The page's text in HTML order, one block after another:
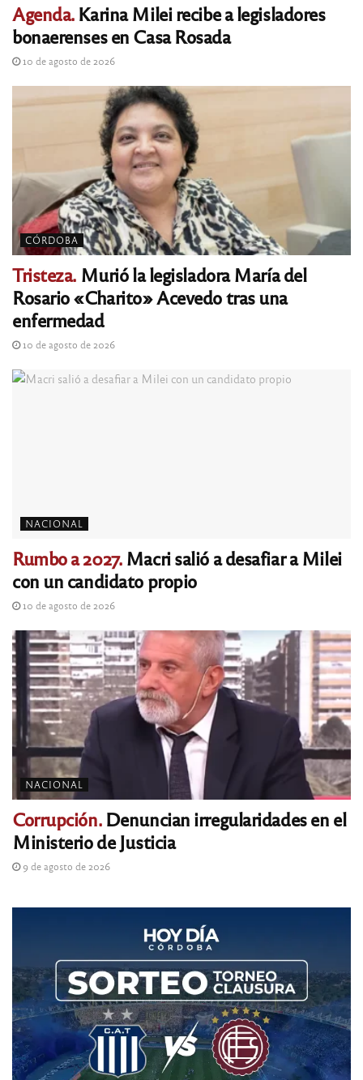
Agenda.Karina Milei recibe a legisladores
bonaerenses en Casa Rosada
10 de agosto de 2026
CÓRDOBA
Tristeza. Murió la legisladora María del
Rosario «Charito» Acevedo tras una
enfermedad
10 de agosto de 2026
NACIONAL
Rumbo a 2027.Macri salió a desafiar a Milei
con un candidato propio
10 de agosto de 2026
NACIONAL
Corrupción.Denuncian irregularidades en el
Ministerio de Justicia
9 de agosto de 2026